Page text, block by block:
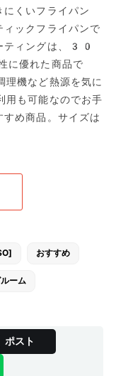
くいフライパン
ィックフライパンで
ティングは、30
に優れた商品で
機など熱源を気に
も可能なのでお手
すめ商品。サイズは
おすすめ
ーム
ポスト